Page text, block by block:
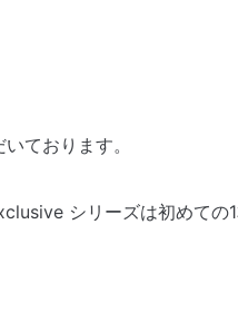
ております。
シリーズは初めて